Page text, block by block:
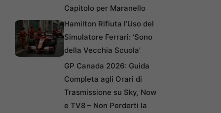
Capitolo per Maranello
Hamilton Rifiuta l’Uso del
Simulatore Ferrari: ‘Sono
della Vecchia Scuola’
GP Canada 2026: Guida
Completa agli Orari di
Trasmissione su Sky, Now
e TV8 – Non Perderti la